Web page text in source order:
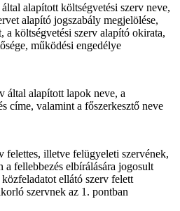
alapított költségvetési szerv neve,
alapító jogszabály megjelölése,
a költségvetési szerv alapító okirata,
működési engedélye
által alapított lapok neve, a
címe, valamint a főszerkesztő neve
felettes, illetve felügyeleti szervének,
a fellebbezés elbírálására jogosult
ellátó szerv felett
szervnek az 1. pontban